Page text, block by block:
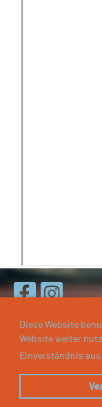
Diese Website
Website weiter
Einverständnis aus.
© UTC St.